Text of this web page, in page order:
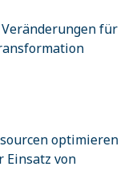
für
optimieren
Einsatz von